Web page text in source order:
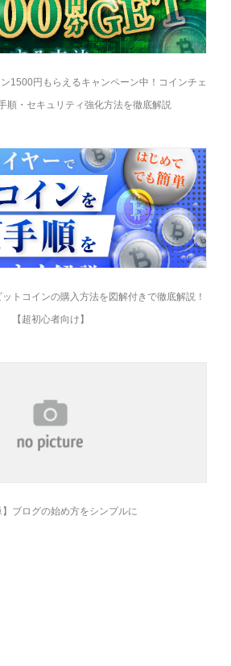
ン1500円もらえるキャンペーン中！コインチェ
順・セキュリティ強化方法を徹底解説
ットコインの購入方法を図解付きで徹底解説！
【超初心者向け】
】ブログの始め方をシンプルに